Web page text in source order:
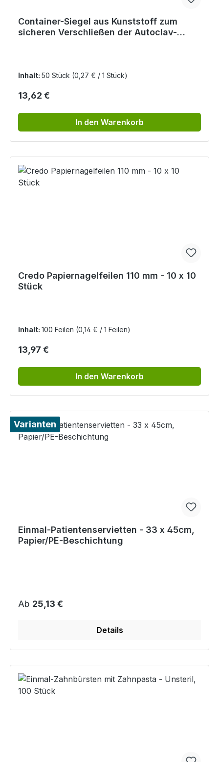
Container-Siegel aus Kunststoff zum
sicheren Verschließen der Autoclav-
Inhalt: 50 Stück (0,27 € / 1 Stück)
Regulärer Preis:
13,62 €
In den Warenkorb
Credo Papiernagelfeilen 110 mm - 10 x 10
Stück
Inhalt: 100 Feilen (0,14 € / 1 Feilen)
Regulärer Preis:
13,97 €
In den Warenkorb
Varianten
Einmal-Patientenservietten - 33 x 45cm,
Papier/PE-Beschichtung
Regulärer Preis:
Ab 25,13 €
Details